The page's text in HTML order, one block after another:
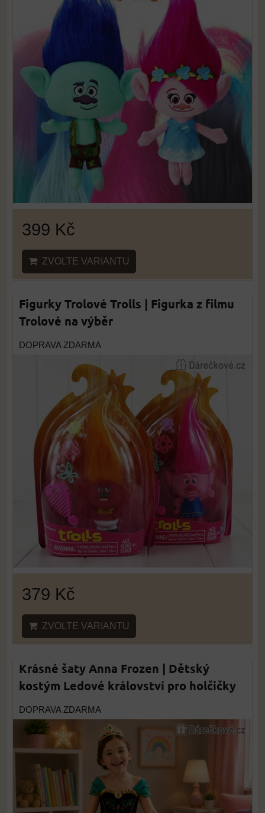
399 Kč
ZVOLTE VARIANTU
Figurky Trolové Trolls | Figurka z filmu
Trolové na výběr
DOPRAVA ZDARMA
379 Kč
ZVOLTE VARIANTU
Krásné šaty Anna Frozen | Dětský
kostým Ledové království pro holčičky
DOPRAVA ZDARMA